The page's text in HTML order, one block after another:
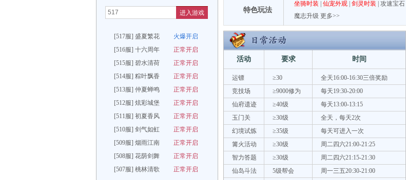
进入游戏
[517服] 盛夏繁花
火爆开启
[516服] 十六周年
正常开启
[515服] 碧水清荷
正常开启
[514服] 粽叶飘香
正常开启
[513服] 仲夏蝉鸣
正常开启
[512服] 炫彩城堡
正常开启
[511服] 初夏香风
正常开启
[510服] 剑气如虹
正常开启
[509服] 烟雨江南
正常开启
[508服] 花荫剑舞
正常开启
[507服] 桃林清歌
正常开启
特色玩法
坐骑时装 仙宠外观 剑灵时装 攻速宝石
魔志升级 更多>>
活动 要求 时间
运镖 ≥30
全天16:00-16:30三倍奖励
竞技场
≥9000修为
每天19:30-20:00
仙府遗迹
≥40级
每天13:00-13:15
玉门关
≥30级
全天，每天2次
幻境试炼
≥35级
每天可进入一次
篝火活动
≥30级
周二四六21:00-21:25
智力答题
≥30级
周二四六21:15-21:30
仙岛斗法
5级帮会
周一三五20:30-21:00